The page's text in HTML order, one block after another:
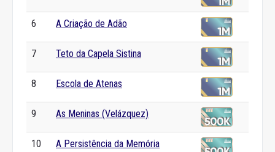
6 A Criação de Adão
7 Teto da Capela Sistina
8 Escola de Atenas
9 As Meninas (Velázquez)
10 A Persistência da Memória